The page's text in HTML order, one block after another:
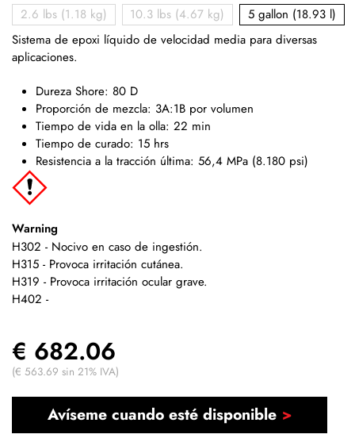
2.6 lbs (1.18 kg)
10.3 lbs (4.67 kg)
5 gallon (18.93 l)
Sistema de epoxi líquido de velocidad media para diversas
aplicaciones.
Dureza Shore: 80 D
Proporción de mezcla: 3A:1B por volumen
Tiempo de vida en la olla: 22 min
Tiempo de curado: 15 hrs
Resistencia a la tracción última: 56,4 MPa (8.180 psi)
Warning
H302 - Nocivo en caso de ingestión.
H315 - Provoca irritación cutánea.
H319 - Provoca irritación ocular grave.
H402 -
€ 682.06
(€ 563.69 sin 21% IVA)
Avíseme cuando esté disponible